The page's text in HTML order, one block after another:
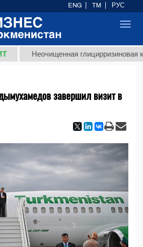
Неочищенная глицирризиновая
завершил визит в
ENG TM РУС